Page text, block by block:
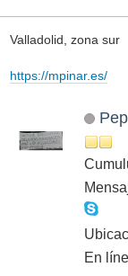
Valladolid, zona sur
https://mpinar.es/
En